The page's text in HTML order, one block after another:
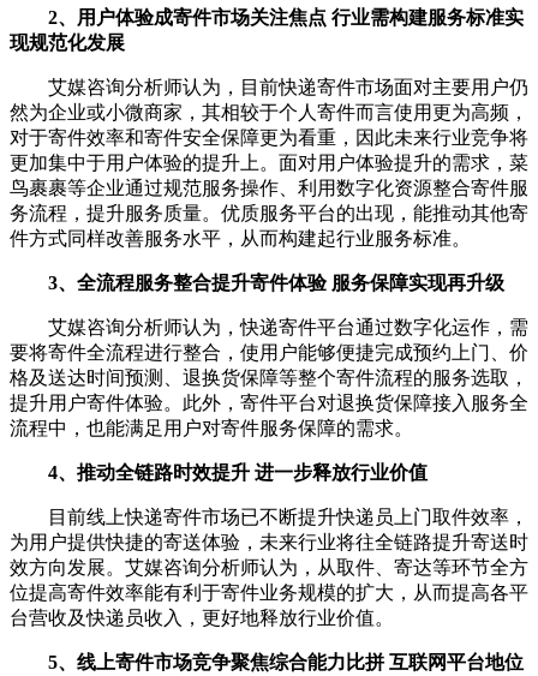
2、用户体验成寄件市场关注焦点 行业需构建服务标准实
现规范化发展
艾媒咨询分析师认为，目前快递寄件市场面对主要用户仍
然为企业或小微商家，其相较于个人寄件而言使用更为高频，
对于寄件效率和寄件安全保障更为看重，因此未来行业竞争将
更加集中于用户体验的提升上。面对用户体验提升的需求，菜
鸟裹裹等企业通过规范服务操作、利用数字化资源整合寄件服
务流程，提升服务质量。优质服务平台的出现，能推动其他寄
件方式同样改善服务水平，从而构建起行业服务标准。
3、全流程服务整合提升寄件体验 服务保障实现再升级
艾媒咨询分析师认为，快递寄件平台通过数字化运作，需
要将寄件全流程进行整合，使用户能够便捷完成预约上门、价
格及送达时间预测、退换货保障等整个寄件流程的服务选取，
提升用户寄件体验。此外，寄件平台对退换货保障接入服务全
流程中，也能满足用户对寄件服务保障的需求。
4、推动全链路时效提升 进一步释放行业价值
目前线上快递寄件市场已不断提升快递员上门取件效率，
为用户提供快捷的寄送体验，未来行业将往全链路提升寄送时
效方向发展。艾媒咨询分析师认为，从取件、寄达等环节全方
位提高寄件效率能有利于寄件业务规模的扩大，从而提高各平
台营收及快递员收入，更好地释放行业价值。
5、线上寄件市场竞争聚焦综合能力比拼 互联网平台地位